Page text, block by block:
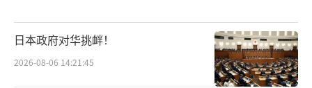
日本政府对华挑衅！
2026-08-06 14:21:45